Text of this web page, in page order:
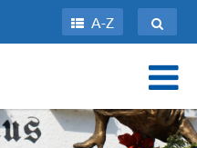
A-Z